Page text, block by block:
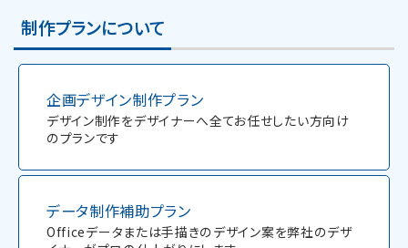
～
制作プランについて
企画デザイン制作プラン
デザイン制作をデザイナーへ全てお任せしたい方向け
のプランです
データ制作補助プラン
Officeデータまたは手描きのデザイン案を弊社のデザ